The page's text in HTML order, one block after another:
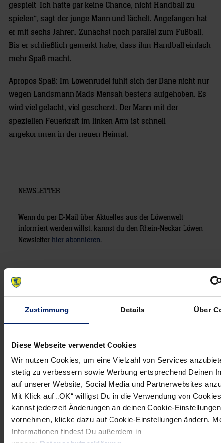
Zustimmung Details Über
Diese Webseite verwendet Cookies
Wir nutzen Cookies, um eine Vielzahl von Services
stetig zu verbessern sowie Werbung entsprechend Deinen
auf unserer Website, Social Media und Partnerwebsites
Mit Klick auf „OK“ willigst Du in die Verwendung von
kannst jederzeit Änderungen an deinen Cookie-Einstellungen
vornehmen, klicke dazu auf Cookie-Einstellungen ändern.
Informationen findest Du außerdem in
gespielt. Ich hatte gar keine Chance, nicht Handball zu
spielen“, sagt der junge Mann und lächelt. Angefangen hat
er mit sechs Jahren. Zunächst noch parallel zum Fußball.
Bis er schließlich gemerkt habe, dass ihm Handball einfach
mehr Spaß macht.
Apropos Spaß: Im Löwenrudel fühlt sich der Däne nicht nur
wegen Landsmann Mads Mensah bestens aufgehoben. Es
wird viel gelacht, viel gescherzt. Der Mann mit der
speziellen Feuerkraft im linken Arm ist schnell
angekommen in der neuen Heimat.
NEWSLETTER
Wenn du per E-Mail über Aktuelles aus der Löwenwelt
informiert werden willst, kannst du den Rhein-Neckar Löwen
Newsletter hier abonnieren.
Post
weiter
am
Feinschliff
Bekannten